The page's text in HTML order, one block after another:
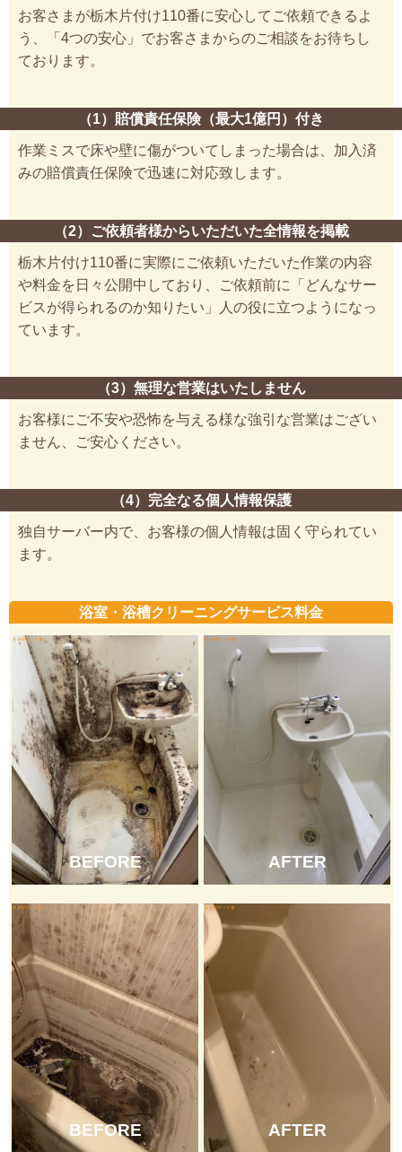
お客さまが栃木片付け110番に安心してご依頼できるよ
う、「4つの安心」でお客さまからのご相談をお待ちし
ております。
（1）賠償責任保険（最大1億円）付き
作業ミスで床や壁に傷がついてしまった場合は、加入済
みの賠償責任保険で迅速に対応致します。
（2）ご依頼者様からいただいた全情報を掲載
栃木片付け110番に実際にご依頼いただいた作業の内容
や料金を日々公開中しており、ご依頼前に「どんなサー
ビスが得られるのか知りたい」人の役に立つようになっ
ています。
（3）無理な営業はいたしません
お客様にご不安や恐怖を与える様な強引な営業はござい
ません、ご安心ください。
（4）完全なる個人情報保護
独自サーバー内で、お客様の個人情報は固く守られてい
ます。
浴室・浴槽クリーニングサービス料金
BEFORE AFTER
BEFORE AFTER